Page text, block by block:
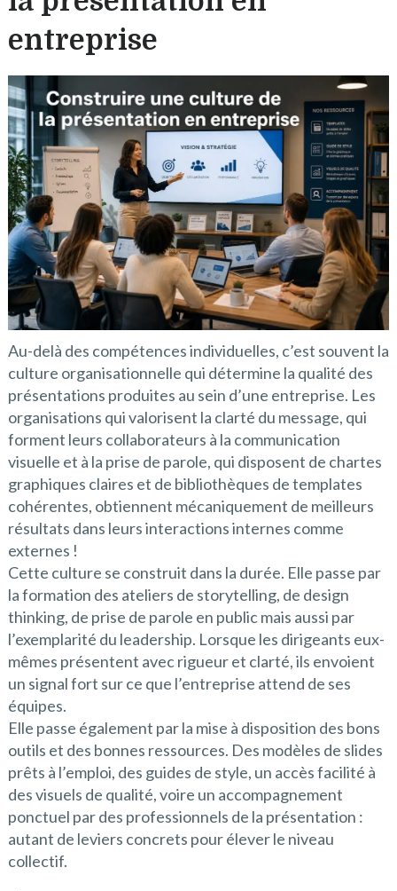
entreprise
Au-delà des compétences individuelles, c’est souvent la
culture organisationnelle qui détermine la qualité des
présentations produites au sein d’une entreprise. Les
organisations qui valorisent la clarté du message, qui
forment leurs collaborateurs à la communication
visuelle et à la prise de parole, qui disposent de chartes
graphiques claires et de bibliothèques de templates
cohérentes, obtiennent mécaniquement de meilleurs
résultats dans leurs interactions internes comme
externes !
Cette culture se construit dans la durée. Elle passe par
la formation des ateliers de storytelling, de design
thinking, de prise de parole en public mais aussi par
l’exemplarité du leadership. Lorsque les dirigeants eux-
mêmes présentent avec rigueur et clarté, ils envoient
un signal fort sur ce que l’entreprise attend de ses
équipes.
Elle passe également par la mise à disposition des bons
outils et des bonnes ressources. Des modèles de slides
prêts à l’emploi, des guides de style, un accès facilité à
des visuels de qualité, voire un accompagnement
ponctuel par des professionnels de la présentation :
autant de leviers concrets pour élever le niveau
collectif.